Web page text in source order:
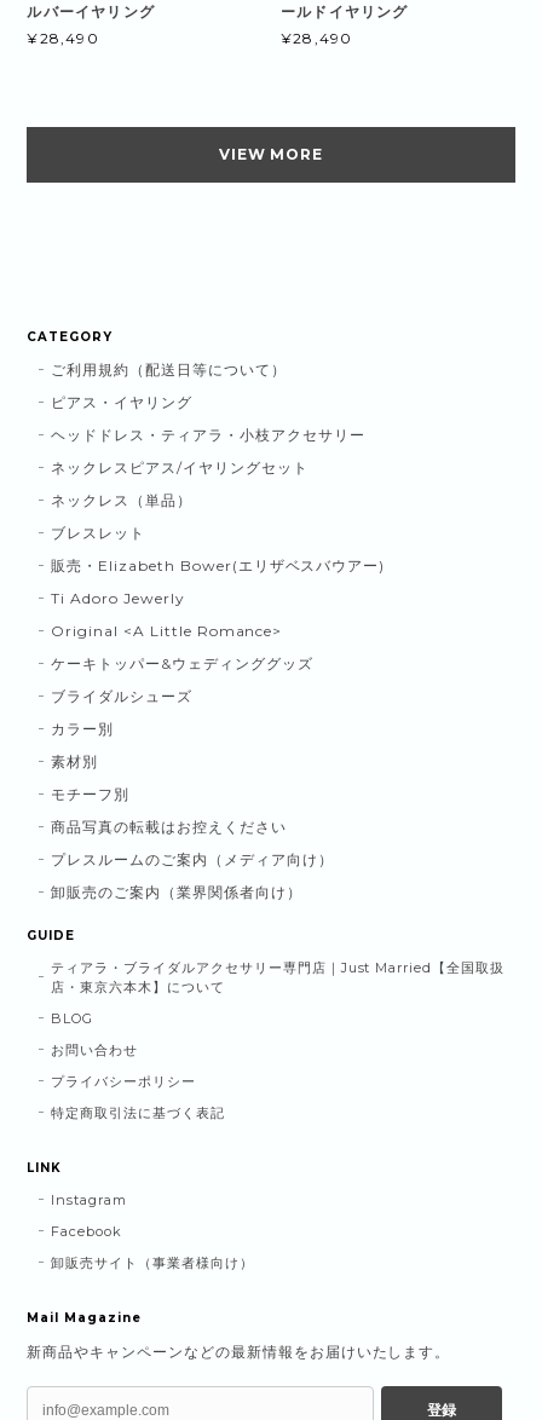
ルバーイヤリング
¥28,490
ールドイヤリング
¥28,490
VIEW MORE
CATEGORY
ご利用規約（配送日等について）
ピアス・イヤリング
ヘッドドレス・ティアラ・小枝アクセサリー
ネックレスピアス/イヤリングセット
ネックレス（単品）
ブレスレット
販売・Elizabeth Bower(エリザベスバウアー)
Ti Adoro Jewerly
Original <A Little Romance>
ケーキトッパー&ウェディンググッズ
ブライダルシューズ
カラー別
素材別
モチーフ別
商品写真の転載はお控えください
プレスルームのご案内（メディア向け）
卸販売のご案内（業界関係者向け）
GUIDE
ティアラ・ブライダルアクセサリー専門店｜Just Married【全国取扱
店・東京六本木】について
BLOG
お問い合わせ
プライバシーポリシー
特定商取引法に基づく表記
LINK
Instagram
Facebook
卸販売サイト（事業者様向け）
Mail Magazine
新商品やキャンペーンなどの最新情報をお届けいたします。
登録